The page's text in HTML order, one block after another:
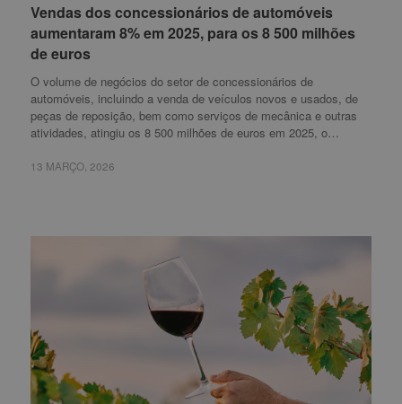
Vendas dos concessionários de automóveis
aumentaram 8% em 2025, para os 8 500 milhões
de euros
O volume de negócios do setor de concessionários de
automóveis, incluindo a venda de veículos novos e usados, de
peças de reposição, bem como serviços de mecânica e outras
atividades, atingiu os 8 500 milhões de euros em 2025, o…
13 MARÇO, 2026
Vendas dos concessionários de automóveis
aumentaram 8% em 2025, para os 8 500 milhões
de euros
13 MARÇO, 2026